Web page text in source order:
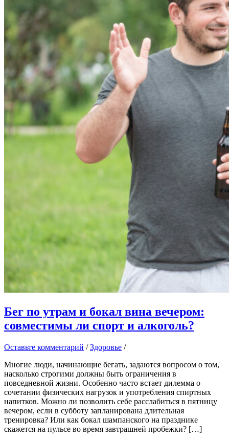
Бег по утрам и бокал вина вечером:
совместимы ли спорт и алкоголь?
Оставьте комментарий /Здоровье /
Многие люди, начинающие бегать, задаются вопросом о том,
насколько строгими должны быть ограничения в
повседневной жизни. Особенно часто встает дилемма о
сочетании физических нагрузок и употребления спиртных
напитков. Можно ли позволить себе расслабиться в пятницу
вечером, если в субботу запланирована длительная
тренировка? Или как бокал шампанского на празднике
скажется на пульсе во время завтрашней пробежки? […]